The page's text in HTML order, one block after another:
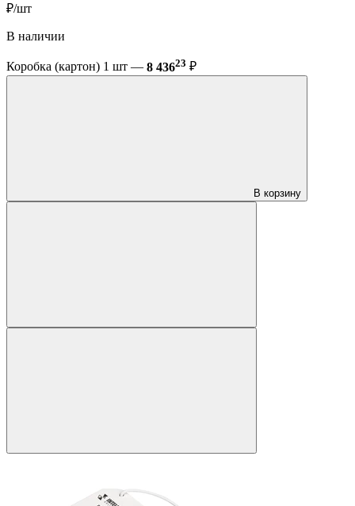
₽/шт
В наличии
Коробка (картон) 1 шт — 8 43623 ₽
В корзину